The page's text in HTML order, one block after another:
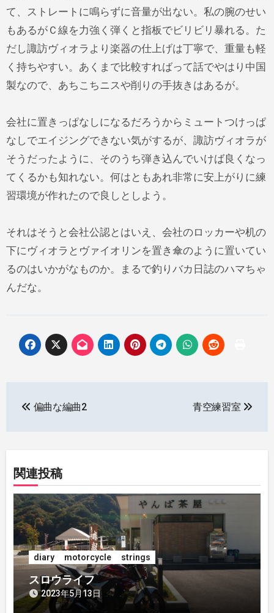
て、ストレートに鳴らずに音量が出ない。私の腕のせい
もあるがＣ線を力強く弾くと指板でビリビリ暴れる。た
だし諏訪ヴィオラより楽器の仕上げは丁寧で、重量も軽
く持ちやすい。あくまで比較すればって話でやはり中国
製なので、あちこちニスや削りの手抜きはあるが。
会社に置きっぱなしになるだろうからミュートつけっぱ
なしでエイジングできない気がするが、諏訪ヴィオラが
そうだったように、そのうち弾き込んでいけば良くなっ
てくるかも知れない。何はともあれ非常に安上がりに練
習環境が作れたので良しとしよう。
それはそうと会社公認とはいえ、会社のロッカーや机の
下にヴィオラとヴァイオリンを置き傘のように置いてい
るのはいかがなものか。まるで釣りバカ日誌のハマちゃ
んだな。
ビ
ゲ
ー
シ
ョ
ン
偏曲な編曲2 青空練習室
関連投稿
diary motorcycle strings
スロウライフ
2023年5月13日